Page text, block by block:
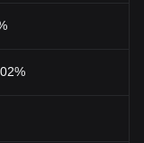
，甚至成為直播主或內
一幟。
小了傳統遊戲與金融投
交易者的需求，提供了